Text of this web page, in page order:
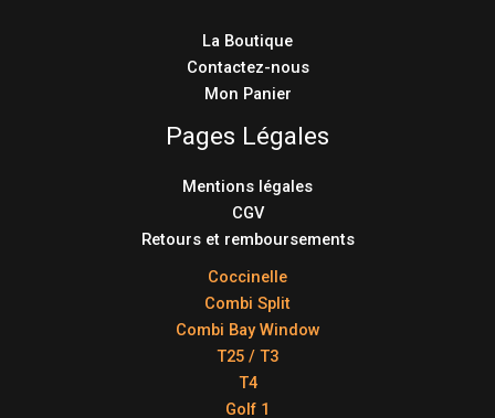
La Boutique
Contactez-nous
Mon Panier
Pages Légales
Mentions légales
CGV
Retours et remboursements
Coccinelle
Combi Split
Combi Bay Window
T25 / T3
T4
Golf 1